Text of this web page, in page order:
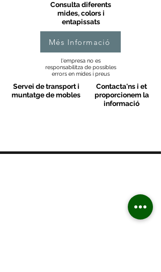
Consulta diferents
mides, colors i
entapissats
Més Informació
l'empresa no es
responsabilitza de possibles
errors en mides i preus
Servei de transport i
muntatge de mobles
Contacta'ns i et
proporcionem la
informació